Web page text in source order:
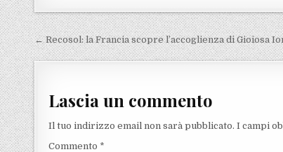
Navigazione articoli
← Recosol: la Francia scopre l’accoglienza di Gioiosa
Lascia un commento
Il tuo indirizzo email non sarà pubblicato. I campi
Commento *